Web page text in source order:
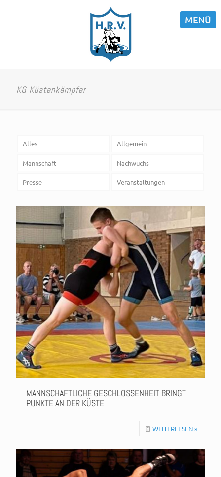
MENÜ
KG Küstenkämpfer
Alles Allgemein
Mannschaft Nachwuchs
Presse Veranstaltungen
MANNSCHAFTLICHE GESCHLOSSENHEIT BRINGT
PUNKTE AN DER KÜSTE
WEITERLESEN »